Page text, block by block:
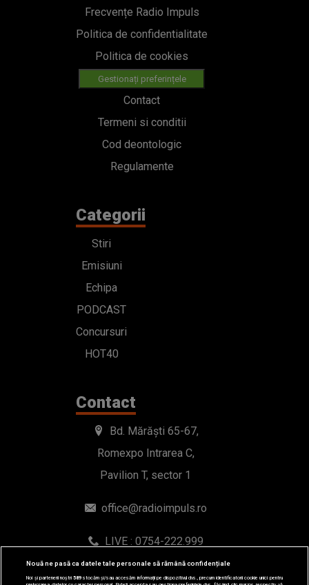
Frecvențe Radio Impuls
Politica de confidentialitate
Politica de cookies
Gestionați preferințele
Contact
Termeni si conditii
Cod deontologic
Regulamente
Categorii
Stiri
Emisiuni
Echipa
PODCAST
Concursuri
HOT40
Contact
Bd. Mărăști 65-67,
Romexpo Intrarea C,
Pavilion T, sector 1
office@radioimpuls.ro
LIVE : 0754-222.999
WhatsApp: 0754-222.999
Nouă ne pasă ca datele tale personale să rămână confidențiale
Noi și partenerii noștri589stocăm și/sau accesăm informații pe dispozitivul dvs., precum identificatorii cookie unici pentru